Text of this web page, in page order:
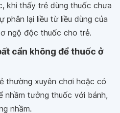
khi thấy trẻ dùng thuốc chưa
lại liều từ liều dùng của
ngộ độc thuốc cho trẻ.
cẩn không để thuốc ở
thường xuyên chơi hoặc có
nhầm tưởng thuốc với bánh,
nhầm.